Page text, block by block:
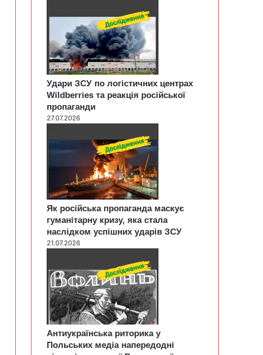
Удари ЗСУ по логістичних центрах
Wildberries та реакція російської
пропаганди
27.07.2026
Як російська пропаганда маскує
гуманітарну кризу, яка стала
наслідком успішних ударів ЗСУ
21.07.2026
Антиукраїнська риторика у
Польських медіа напередодні